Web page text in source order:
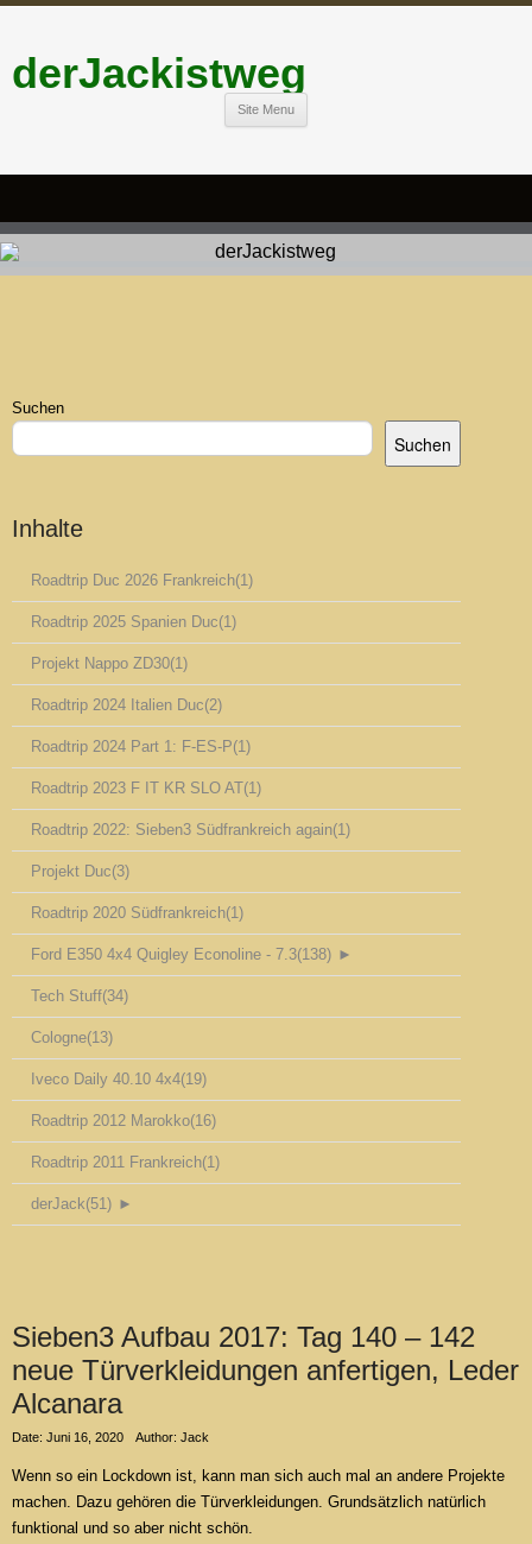
derJackistweg
Site Menu
Suchen
Suchen
Inhalte
Roadtrip Duc 2026 Frankreich(1)
Roadtrip 2025 Spanien Duc(1)
Projekt Nappo ZD30(1)
Roadtrip 2024 Italien Duc(2)
Roadtrip 2024 Part 1: F-ES-P(1)
Roadtrip 2023 F IT KR SLO AT(1)
Roadtrip 2022: Sieben3 Südfrankreich again(1)
Projekt Duc(3)
Roadtrip 2020 Südfrankreich(1)
Ford E350 4x4 Quigley Econoline - 7.3(138) ►
Tech Stuff(34)
Cologne(13)
Iveco Daily 40.10 4x4(19)
Roadtrip 2012 Marokko(16)
Roadtrip 2011 Frankreich(1)
derJack(51) ►
Sieben3 Aufbau 2017: Tag 140 – 142
neue Türverkleidungen anfertigen, Leder
Alcanara
Date: Juni 16, 2020 Author: Jack
Wenn so ein Lockdown ist, kann man sich auch mal an andere Projekte
machen. Dazu gehören die Türverkleidungen. Grundsätzlich natürlich
funktional und so aber nicht schön.